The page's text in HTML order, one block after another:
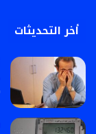
أخر التحديثات